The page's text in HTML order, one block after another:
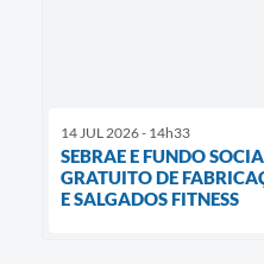
14 JUL 2026 - 14h33
SEBRAE E FUNDO
GRATUITO DE
E SALGADOS FITNESS